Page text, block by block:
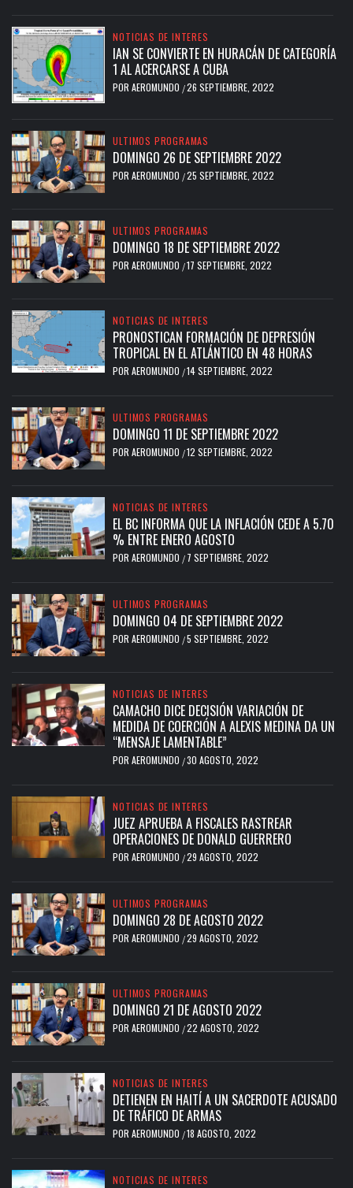
NOTICIAS DE INTERES
IAN SE CONVIERTE EN HURACÁN DE CATEGORÍA
1 AL ACERCARSE A CUBA
POR AEROMUNDO /26 SEPTIEMBRE, 2022
ULTIMOS PROGRAMAS
DOMINGO 26 DE SEPTIEMBRE 2022
POR AEROMUNDO /25 SEPTIEMBRE, 2022
ULTIMOS PROGRAMAS
DOMINGO 18 DE SEPTIEMBRE 2022
POR AEROMUNDO /17 SEPTIEMBRE, 2022
NOTICIAS DE INTERES
PRONOSTICAN FORMACIÓN DE DEPRESIÓN
TROPICAL EN EL ATLÁNTICO EN 48 HORAS
POR AEROMUNDO /14 SEPTIEMBRE, 2022
ULTIMOS PROGRAMAS
DOMINGO 11 DE SEPTIEMBRE 2022
POR AEROMUNDO /12 SEPTIEMBRE, 2022
NOTICIAS DE INTERES
EL BC INFORMA QUE LA INFLACIÓN CEDE A 5.70
% ENTRE ENERO AGOSTO
POR AEROMUNDO / 7 SEPTIEMBRE, 2022
ULTIMOS PROGRAMAS
DOMINGO 04 DE SEPTIEMBRE 2022
POR AEROMUNDO /5 SEPTIEMBRE, 2022
NOTICIAS DE INTERES
CAMACHO DICE DECISIÓN VARIACIÓN DE
MEDIDA DE COERCIÓN A ALEXIS MEDINA DA UN
“MENSAJE LAMENTABLE”
POR AEROMUNDO /30 AGOSTO, 2022
NOTICIAS DE INTERES
JUEZ APRUEBA A FISCALES RASTREAR
OPERACIONES DE DONALD GUERRERO
POR AEROMUNDO /29 AGOSTO, 2022
ULTIMOS PROGRAMAS
DOMINGO 28 DE AGOSTO 2022
POR AEROMUNDO /29 AGOSTO, 2022
ULTIMOS PROGRAMAS
DOMINGO 21 DE AGOSTO 2022
POR AEROMUNDO /22 AGOSTO, 2022
NOTICIAS DE INTERES
DETIENEN EN HAITÍ A UN SACERDOTE ACUSADO
DE TRÁFICO DE ARMAS
POR AEROMUNDO /18 AGOSTO, 2022
NOTICIAS DE INTERES